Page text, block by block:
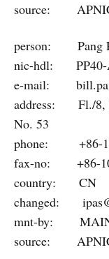
source:
person: Pang
nic-hdl: PP40-
e-mail:
address: Fl./8,
No. 53
phone: +86-
fax-no: +86-
country: CN
changed:
mnt-by:
source: